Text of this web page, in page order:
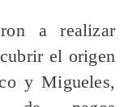
a realizar
el origen
y Migueles,